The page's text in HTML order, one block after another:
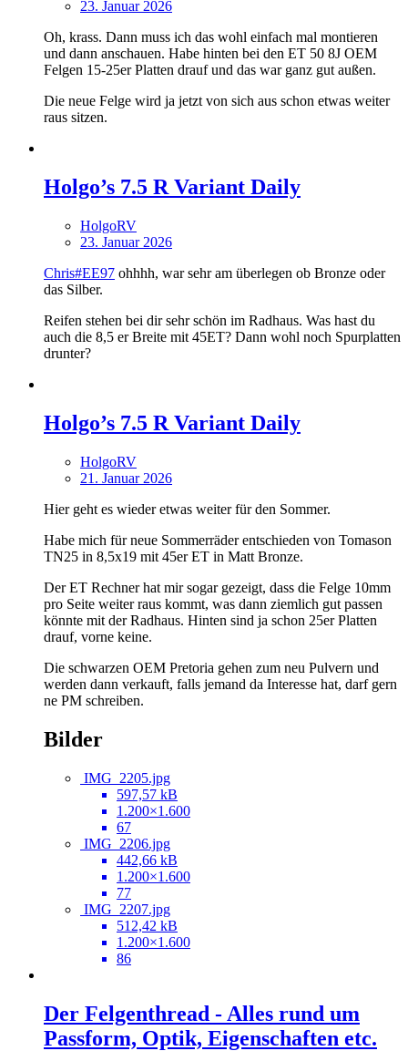
23. Januar 2026
Oh, krass. Dann muss ich das wohl einfach mal montieren
und dann anschauen. Habe hinten bei den ET 50 8J OEM
Felgen 15-25er Platten drauf und das war ganz gut außen.
Die neue Felge wird ja jetzt von sich aus schon etwas weiter
raus sitzen.
Holgo’s 7.5 R Variant Daily
HolgoRV
23. Januar 2026
Chris#EE97 ohhhh, war sehr am überlegen ob Bronze oder
das Silber.
Reifen stehen bei dir sehr schön im Radhaus. Was hast du
auch die 8,5 er Breite mit 45ET? Dann wohl noch Spurplatten
drunter?
Holgo’s 7.5 R Variant Daily
HolgoRV
21. Januar 2026
Hier geht es wieder etwas weiter für den Sommer.
Habe mich für neue Sommerräder entschieden von Tomason
TN25 in 8,5x19 mit 45er ET in Matt Bronze.
Der ET Rechner hat mir sogar gezeigt, dass die Felge 10mm
pro Seite weiter raus kommt, was dann ziemlich gut passen
könnte mit der Radhaus. Hinten sind ja schon 25er Platten
drauf, vorne keine.
Die schwarzen OEM Pretoria gehen zum neu Pulvern und
werden dann verkauft, falls jemand da Interesse hat, darf gern
ne PM schreiben.
Bilder
IMG_2205.jpg
597,57 kB
1.200×1.600
67
IMG_2206.jpg
442,66 kB
1.200×1.600
77
IMG_2207.jpg
512,42 kB
1.200×1.600
86
Der Felgenthread - Alles rund um
Passform, Optik, Eigenschaften etc.